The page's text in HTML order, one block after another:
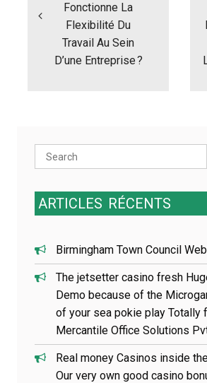
Fonctionne La
Flexibilité Du
Travail Au Sein
D’une Entreprise ?
Search
for:
ARTICLES RÉCENTS
Birmingham Town Council
The jetsetter casino fresh
Demo because of the
of your sea pokie play Totally
Mercantile Office Solutions
Real money Casinos inside
Our very own good casino